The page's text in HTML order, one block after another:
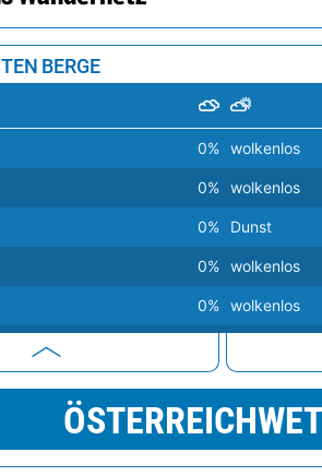
BERGE
0% wolkenlos
0% wolkenlos
0% Dunst
0% wolkenlos
0% wolkenlos
90% Sprühregen
91%